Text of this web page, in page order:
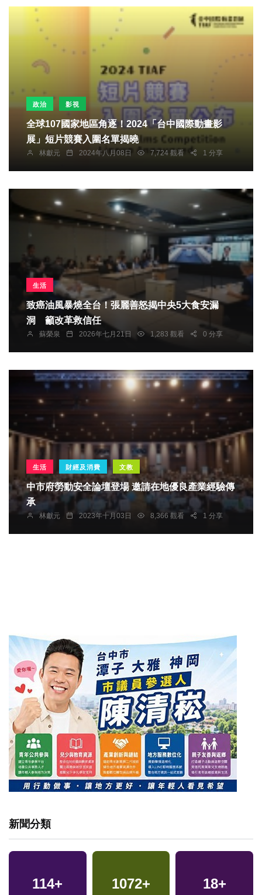
政治 影視
全球107國家地區角逐！2024「台中國際動畫影
展」短片競賽入圍名單揭曉
林獻元 2024年八月08日 7,724 觀看 1 分享
生活
致癌油風暴燒全台！張麗善怒揭中央5大食安漏
洞 籲改革救信任
蘇榮泉 2026年七月21日 1,283 觀看 0 分享
生活 財經及消費 文教
中市府勞動安全論壇登場 邀請在地優良產業經驗傳
承
林獻元 2023年十月03日 8,366 觀看 1 分享
新聞分類
114+ 1072+ 18+